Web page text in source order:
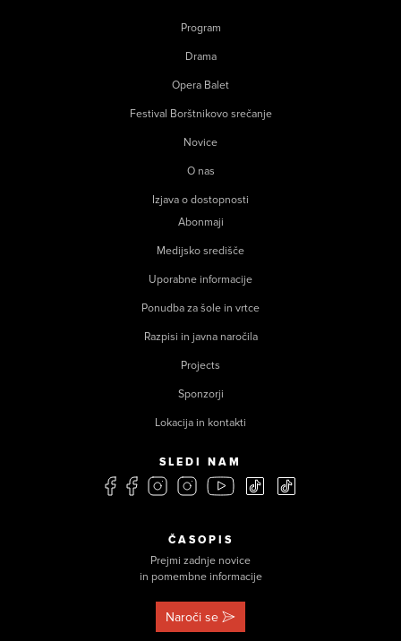
Program
Drama
Opera Balet
Festival Borštnikovo srečanje
Novice
O nas
Izjava o dostopnosti
Abonmaji
Medijsko središče
Uporabne informacije
Ponudba za šole in vrtce
Razpisi in javna naročila
Projects
Sponzorji
Lokacija in kontakti
SLEDI NAM
ČASOPIS
Prejmi zadnje novice
in pomembne informacije
Naroči se